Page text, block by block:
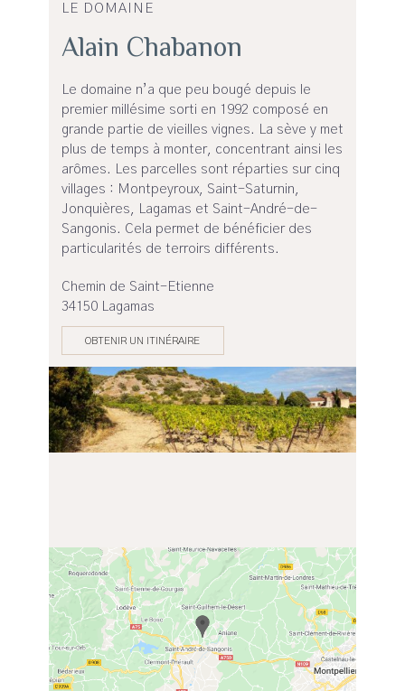
LE DOMAINE
Alain Chabanon
Le domaine n’a que peu bougé depuis le
premier millésime sorti en 1992 composé en
grande partie de vieilles vignes. La sève y met
plus de temps à monter, concentrant ainsi les
arômes. Les parcelles sont réparties sur cinq
villages : Montpeyroux, Saint-Saturnin,
Jonquières, Lagamas et Saint-André-de-
Sangonis. Cela permet de bénéficier des
particularités de terroirs différents.
Chemin de Saint-Etienne
34150 Lagamas
OBTENIR UN ITINÉRAIRE